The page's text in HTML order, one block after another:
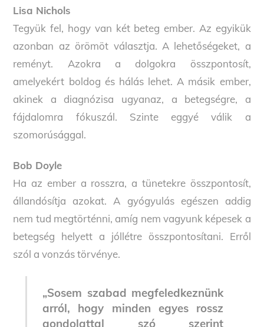
Lisa Nichols
Tegyük fel, hogy van két beteg ember. Az egyikük
azonban az örömöt választja. A lehetőségeket, a
reményt. Azokra a dolgokra összpontosít,
amelyekért boldog és hálás lehet. A másik ember,
akinek a diagnózisa ugyanaz, a betegségre, a
fájdalomra fókuszál. Szinte eggyé válik a
szomorúsággal.
Bob Doyle
Ha az ember a rosszra, a tünetekre összpontosít,
állandósítja azokat. A gyógyulás egészen addig
nem tud megtörténni, amíg nem vagyunk képesek a
betegség helyett a jóllétre összpontosítani. Erről
szól a vonzás törvénye.
„Sosem szabad megfeledkeznünk
arról, hogy minden egyes rossz
gondolattal szó szerint